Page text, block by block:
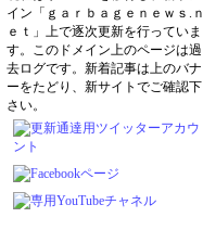
イン「ｇａｒｂａｇｅｎｅｗｓ.ｎ
ｅｔ」上で逐次更新を行っていま
す。このドメイン上のページは過
去ログです。新着記事は上のバナ
ーをたどり、新サイトでご確認下
さい。